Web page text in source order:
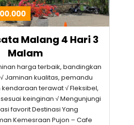
Malang 4 Hari 3
Malam
harga terbaik, bandingkan
Jaminan kualitas, pemandu
terawat √ Fleksibel,
keinginan √ Mengunjungi
favorit Destinasi Yang
Kemesraan Pujon – Cafe